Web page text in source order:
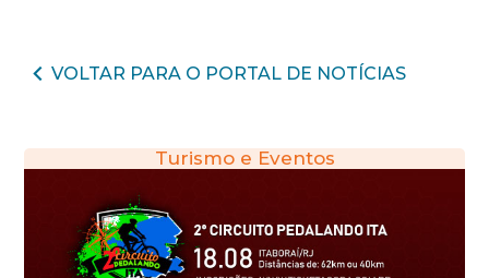
VOLTAR PARA O PORTAL DE NOTÍCIAS
Turismo e Eventos